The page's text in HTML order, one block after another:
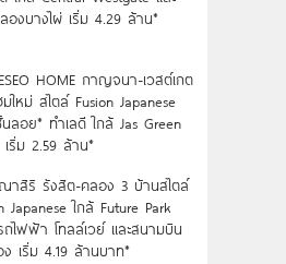
องบางไผ่ เริ่ม 4.29 ล้าน*
HOME กาญจนา-เวสต์เกต
ใหม่ สไตล์ Fusion Japanese
ลอย* ทำเลดี ใกล้ Jas Green
ริ่ม 2.59 ล้าน*
าสิริ รังสิต-คลอง 3 บ้านสไตล์
Japanese ใกล้ Future Park
ไฟฟ้า โทลล์เวย์ และสนามบิน
ง เริ่ม 4.19 ล้านบาท*